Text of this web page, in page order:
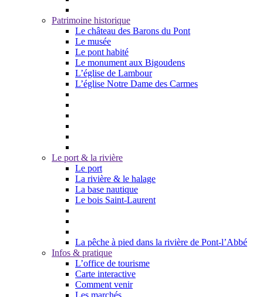
Patrimoine historique
Le château des Barons du Pont
Le musée
Le pont habité
Le monument aux Bigoudens
L’église de Lambour
L’église Notre Dame des Carmes
Le port & la rivière
Le port
La rivière & le halage
La base nautique
Le bois Saint-Laurent
La pêche à pied dans la rivière de Pont-l’Abbé
Infos & pratique
L’office de tourisme
Carte interactive
Comment venir
Les marchés